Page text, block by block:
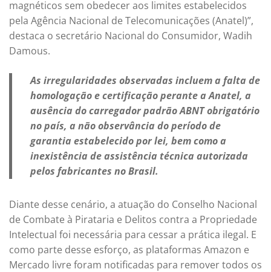
magnéticos sem obedecer aos limites estabelecidos
pela Agência Nacional de Telecomunicações (Anatel)”,
destaca o secretário Nacional do Consumidor, Wadih
Damous.
As irregularidades observadas incluem a falta de
homologação e certificação perante a Anatel, a
ausência do carregador padrão ABNT obrigatório
no país, a não observância do período de
garantia estabelecido por lei, bem como a
inexistência de assistência técnica autorizada
pelos fabricantes no Brasil.
Diante desse cenário, a atuação do Conselho Nacional
de Combate à Pirataria e Delitos contra a Propriedade
Intelectual foi necessária para cessar a prática ilegal. E
como parte desse esforço, as plataformas Amazon e
Mercado livre foram notificadas para remover todos os